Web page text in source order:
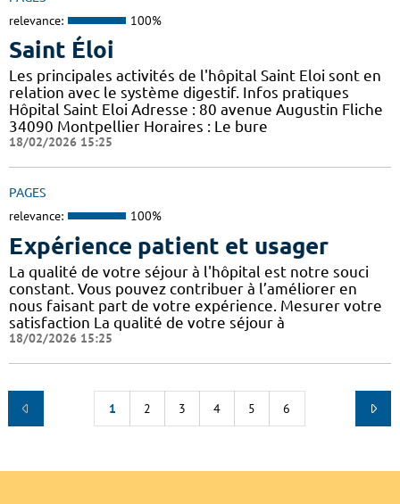
relevance: 100%
Saint Éloi
Les principales activités de l'hôpital Saint Eloi sont en
relation avec le système digestif. Infos pratiques
Hôpital Saint Eloi Adresse : 80 avenue Augustin Fliche
34090 Montpellier Horaires : Le bure
18/02/2026 15:25
PAGES
relevance: 100%
Expérience patient et usager
La qualité de votre séjour à l'hôpital est notre souci
constant. Vous pouvez contribuer à l’améliorer en
nous faisant part de votre expérience. Mesurer votre
satisfaction La qualité de votre séjour à
18/02/2026 15:25
1 2 3 4 5 6